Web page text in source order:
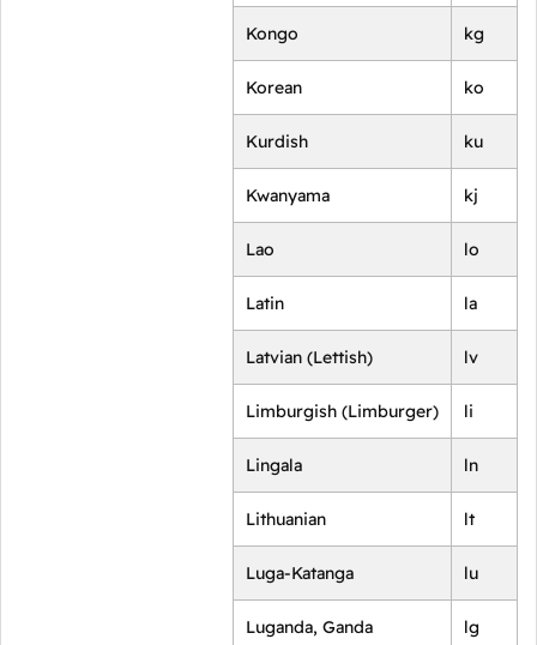
Kongo kg
Korean ko
Kurdish ku
Kwanyama kj
Lao lo
Latin la
Latvian (Lettish) lv
Limburgish (Limburger) li
Lingala ln
Lithuanian lt
Luga-Katanga lu
Luganda, Ganda lg